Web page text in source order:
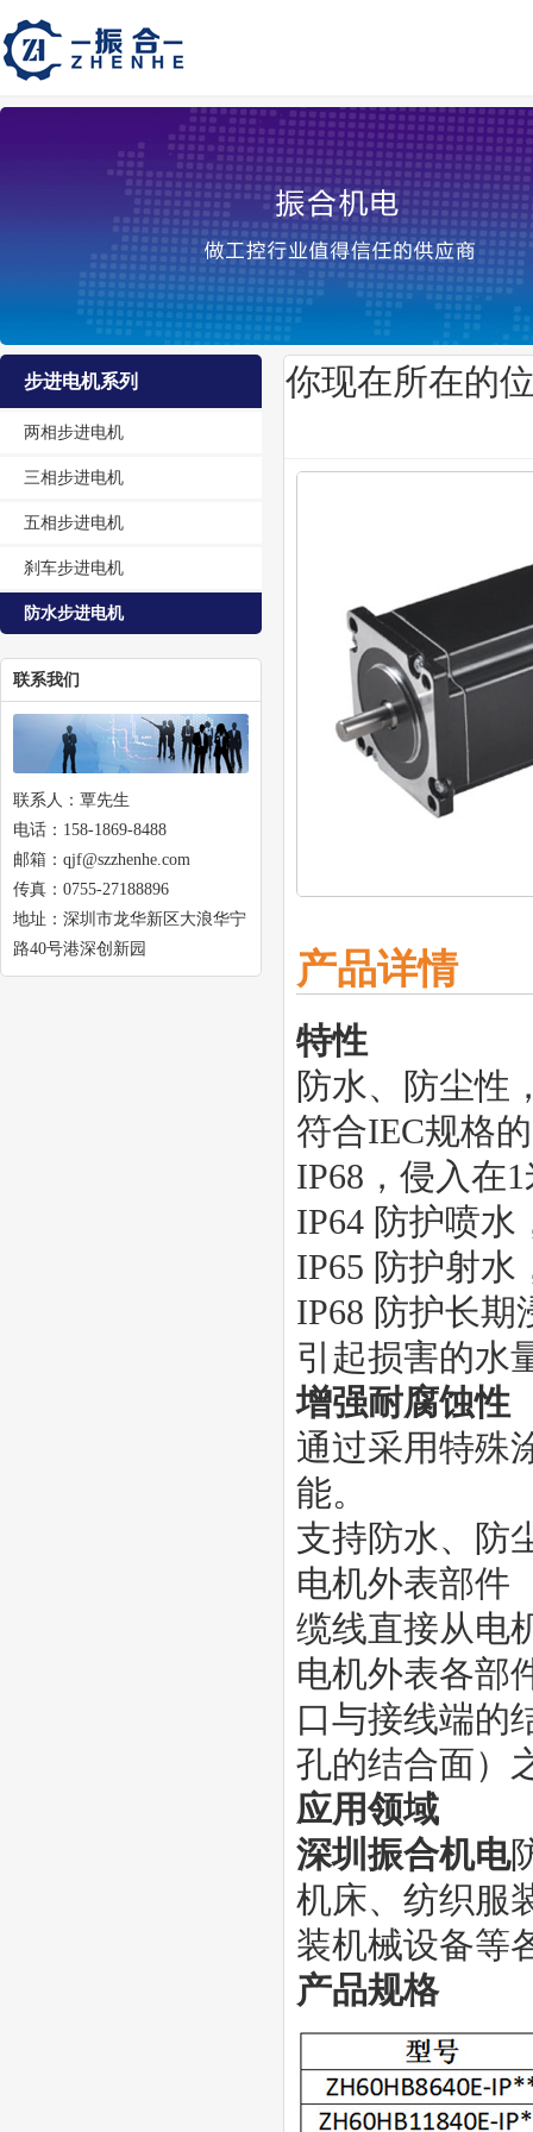
步进电机系列
两相步进电机
三相步进电机
五相步进电机
刹车步进电机
防水步进电机
联系我们
联系人：覃先生
电话：158-1869-8488
邮箱：qjf@szzhenhe.com
传真：0755-27188896
地址：深圳市龙华新区大浪华宁
路40号港深创新园
你现在所在的
产品详情
特性
防水、防尘性
符合IEC规格
IP68，侵入在
IP64 防护喷
IP65 防护射
IP68 防护长
引起损害的水
增强耐腐蚀性
通过采用特殊
能。
支持防水、防
电机外表部件
缆线直接从电
电机外表各部
口与接线端的
孔的结合面）
应用领域
深圳振合机电
机床、纺织服
装机械设备等
产品规格